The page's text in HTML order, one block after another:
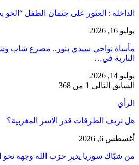
​الداخلة : العثور على جثمان الطفل
يوليو 16, 2026
مأساة نواحي سيدي بنور.. مصرع شاب
النارية في…
يوليو 14, 2026
السابق التالي 1 من 368
الرأي
هل نزيف الطرقات قدر الاسر المغربية؟
أغسطس 6, 2026
من شبّاك سوريا يدير حزب الله وجهه نحو